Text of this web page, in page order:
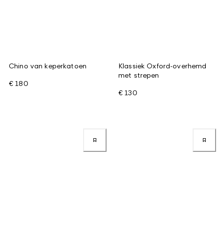
Chino van keperkatoen
€ 180
Klassiek Oxford-overhemd
met strepen
€ 130